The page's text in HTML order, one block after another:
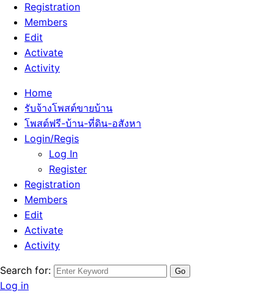
Registration
Members
Edit
Activate
Activity
Home
รับจ้างโพสต์ขายบ้าน
โพสต์ฟรี-บ้าน-ที่ดิน-อสังหา
Login/Regis
Log In
Register
Registration
Members
Edit
Activate
Activity
Search for:
Log in